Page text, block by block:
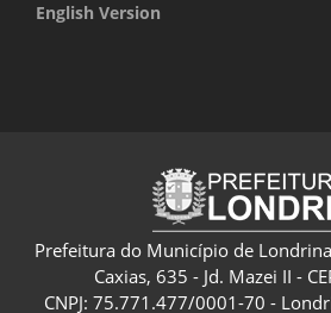
English Version
Prefeitura do Município de
Caxias, 635 - Jd. Mazei II -
CNPJ: 75.771.477/0001-70 -